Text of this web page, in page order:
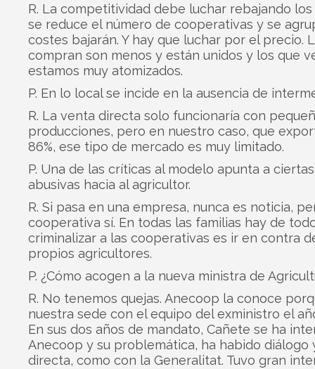
R. La competitividad debe luchar rebajando los
se reduce el número de cooperativas y se
costes bajarán. Y hay que luchar por el precio.
compran son menos y están unidos y los que
estamos muy atomizados.
P. En lo local se incide en la ausencia de
R. La venta directa solo funcionaría con
producciones, pero en nuestro caso, que
86%, ese tipo de mercado es muy limitado.
P. Una de las críticas al modelo apunta a
abusivas hacia al agricultor.
R. Si pasa en una empresa, nunca es noticia,
cooperativa sí. En todas las familias hay de
criminalizar a las cooperativas es ir en contra
propios agricultores.
P. ¿Cómo acogen a la nueva ministra de
R. No tenemos quejas. Anecoop la conoce
nuestra sede con el equipo del exministro el
En sus dos años de mandato, Cañete se ha
Anecoop y su problemática, ha habido diálogo
directa, como con la Generalitat. Tuvo gran